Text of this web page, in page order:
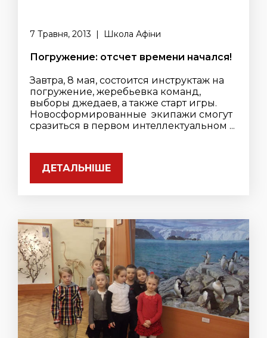
7 Травня, 2013 | Школа Афіни
Погружение: отсчет времени начался!
Завтра, 8 мая, состоится инструктаж на
погружение, жеребьевка команд,
выборы джедаев, а также старт игры.
Новосформированные экипажи смогут
сразиться в первом интеллектуальном ...
ДЕТАЛЬНІШЕ